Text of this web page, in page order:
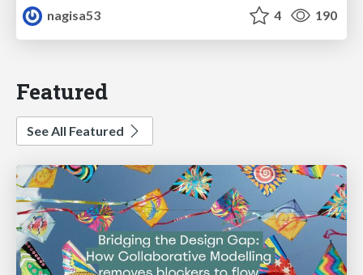
nagisa53
4 190
Featured
See All Featured